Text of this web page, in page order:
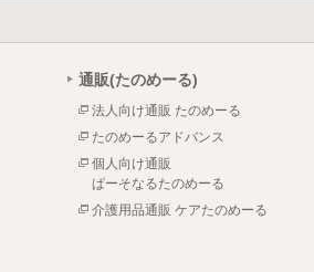
通販(たのめーる)
法人向け通販 たのめーる
たのめーるアドバンス
個人向け通販
ぱーそなるたのめーる
介護用品通販 ケアたのめーる